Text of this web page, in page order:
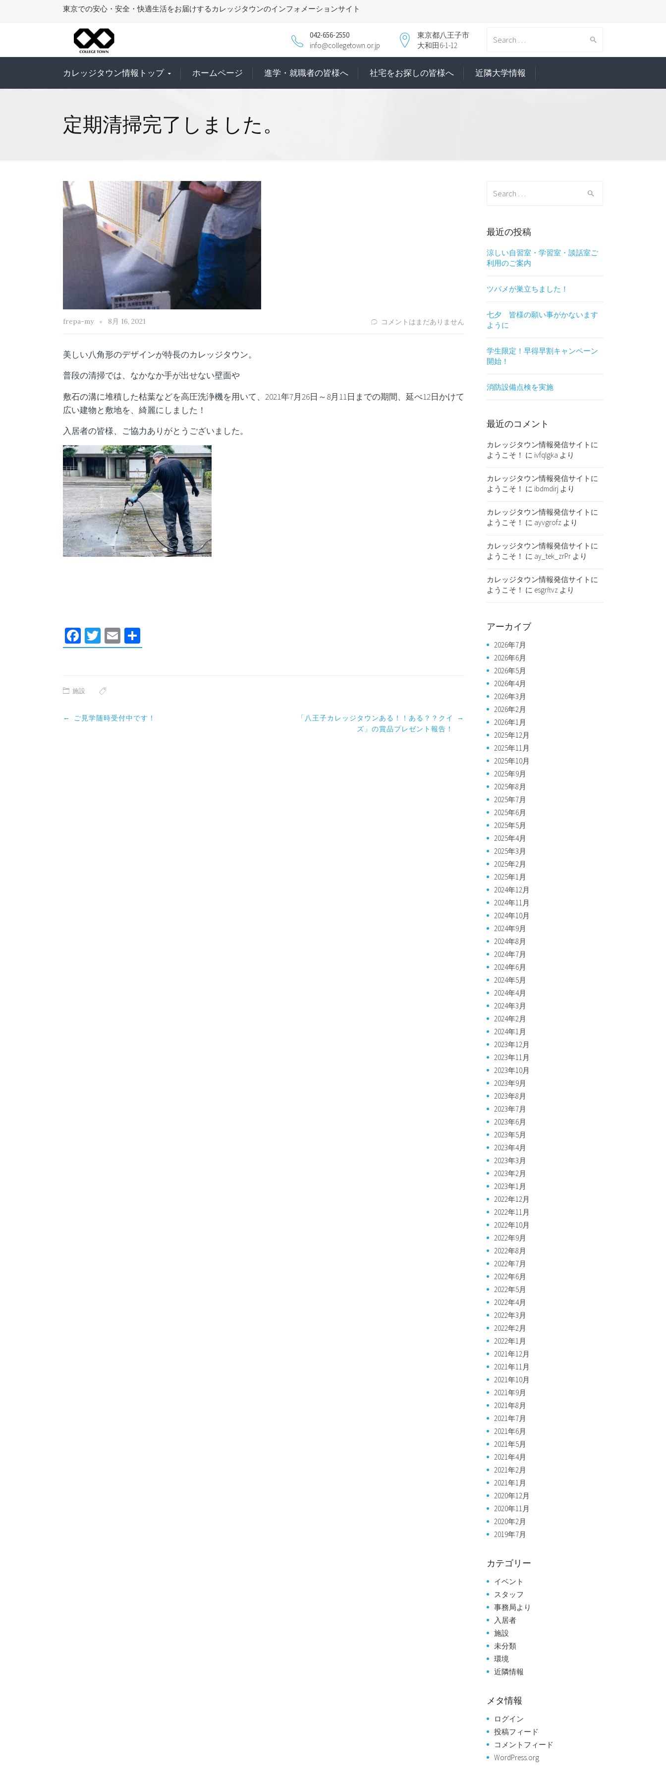
東京での安心・安全・快適生活をお届けするカレッジタウンのインフォメーションサイト
for:
東京都八王子市
大和田6-1-12
042-656-2550
info@collegetown.or.jp
カレッジタウン情報トップ ホームページ 進学・就職者の皆様へ 社宅をお探しの皆様へ 近隣大学情報
定期清掃完了しました。
frepa-my 8月 16, 2021 コメントはまだありません
美しい八角形のデザインが特長のカレッジタウン。
普段の清掃では、なかなか手が出せない壁面や
敷石の溝に堆積した枯葉などを高圧洗浄機を用いて、2021年7月26日～8月11日までの期間、延べ12日かけて
広い建物と敷地を、綺麗にしました！
入居者の皆様、ご協力ありがとうございました。
Facebook
Twitter
Email
有
施設
Post
← ご見学随時受付中です！
「八王子カレッジタウンある！！ある？？クイ
ズ」の賞品プレゼント報告！
→
最近の投稿
涼しい自習室・学習室・談話室ご
利用のご案内
ツバメが巣立ちました！
七夕 皆様の願い事がかないます
ように
学生限定！早得早割キャンペーン
開始！
消防設備点検を実施
最近のコメント
カレッジタウン情報発信サイトに
ようこそ！ に ivfqlgka より
カレッジタウン情報発信サイトに
ようこそ！ に ibdmdirj より
カレッジタウン情報発信サイトに
ようこそ！ に ayvgrofz より
カレッジタウン情報発信サイトに
ようこそ！ に ay_tek_zrPr より
カレッジタウン情報発信サイトに
ようこそ！ に esgrftvz より
アーカイブ
2026年7月
2026年6月
2026年5月
2026年4月
2026年3月
2026年2月
2026年1月
2025年12月
2025年11月
2025年10月
2025年9月
2025年8月
2025年7月
2025年6月
2025年5月
2025年4月
2025年3月
2025年2月
2025年1月
2024年12月
2024年11月
2024年10月
2024年9月
2024年8月
2024年7月
2024年6月
2024年5月
2024年4月
2024年3月
2024年2月
2024年1月
2023年12月
2023年11月
2023年10月
2023年9月
2023年8月
2023年7月
2023年6月
2023年5月
2023年4月
2023年3月
2023年2月
2023年1月
2022年12月
2022年11月
2022年10月
2022年9月
2022年8月
2022年7月
2022年6月
2022年5月
2022年4月
2022年3月
2022年2月
2022年1月
2021年12月
2021年11月
2021年10月
2021年9月
2021年8月
2021年7月
2021年6月
2021年5月
2021年4月
2021年2月
2021年1月
2020年12月
2020年11月
2020年2月
2019年7月
カテゴリー
イベント
スタッフ
事務局より
入居者
施設
未分類
環境
近隣情報
メタ情報
ログイン
投稿フィード
コメントフィード
WordPress.org